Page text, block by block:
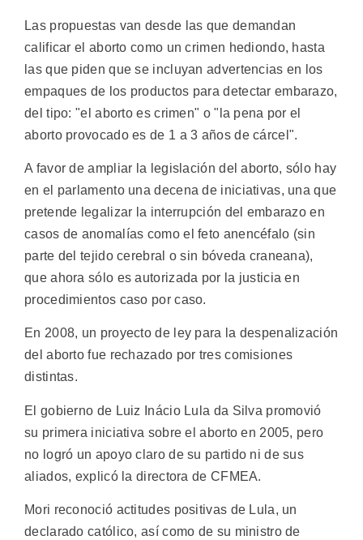
Las propuestas van desde las que demandan
calificar el aborto como un crimen hediondo, hasta
las que piden que se incluyan advertencias en los
empaques de los productos para detectar embarazo,
del tipo: "el aborto es crimen" o "la pena por el
aborto provocado es de 1 a 3 años de cárcel".
A favor de ampliar la legislación del aborto, sólo hay
en el parlamento una decena de iniciativas, una que
pretende legalizar la interrupción del embarazo en
casos de anomalías como el feto anencéfalo (sin
parte del tejido cerebral o sin bóveda craneana),
que ahora sólo es autorizada por la justicia en
procedimientos caso por caso.
En 2008, un proyecto de ley para la despenalización
del aborto fue rechazado por tres comisiones
distintas.
El gobierno de Luiz Inácio Lula da Silva promovió
su primera iniciativa sobre el aborto en 2005, pero
no logró un apoyo claro de su partido ni de sus
aliados, explicó la directora de CFMEA.
Mori reconoció actitudes positivas de Lula, un
declarado católico, así como de su ministro de